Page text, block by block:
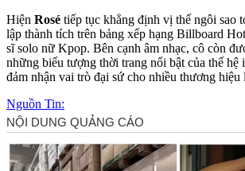
Hiện Rosé tiếp tục khẳng định vị thế ngôi sao
lập thành tích trên bảng xếp hạng Billboard
sĩ solo nữ Kpop. Bên cạnh âm nhạc, cô còn
những biểu tượng thời trang nổi bật của thế hệ
đảm nhận vai trò đại sứ cho nhiều thương hiệu
Nguồn Tin: